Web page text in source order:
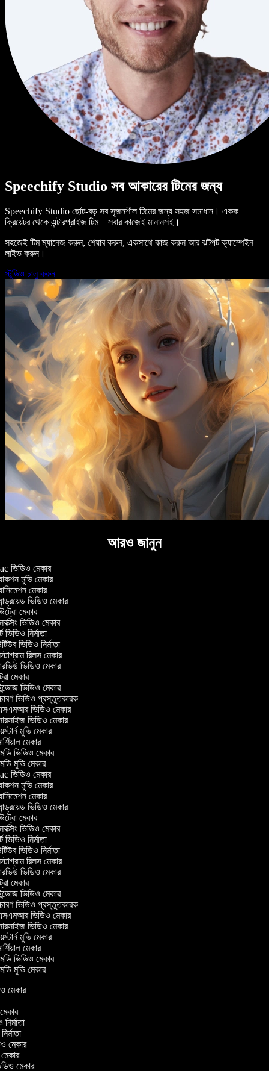
Speechify Studio সব আকারের টিমের জন্য
Speechify Studio ছোট-বড় সব সৃজনশীল টিমের জন্য সহজ সমাধান। একক
ক্রিয়েটর থেকে এন্টারপ্রাইজ টিম—সবার কাজেই মানানসই।
সহজেই টিম ম্যানেজ করুন, শেয়ার করুন, একসাথে কাজ করুন আর ঝটপট ক্যাম্পেইন
লাইভ করুন।
স্টুডিও চালু করুন
আরও জানুন
ভিডিও মেকার
মুভি মেকার
মেকার
ভিডিও মেকার
মেকার
ভিডিও মেকার
নির্মাতা
ভিডিও নির্মাতা
রিলস মেকার
ভিডিও মেকার
মেকার
ভিডিও মেকার
ভিডিও প্রস্তুতকারক
ভিডিও মেকার
ভিডিও মেকার
মুভি মেকার
মেকার
ভিডিও মেকার
মুভি মেকার
ভিডিও মেকার
মুভি মেকার
মেকার
ভিডিও মেকার
মেকার
ভিডিও মেকার
নির্মাতা
ভিডিও নির্মাতা
রিলস মেকার
ভিডিও মেকার
মেকার
ভিডিও মেকার
ভিডিও প্রস্তুতকারক
ভিডিও মেকার
ভিডিও মেকার
মুভি মেকার
মেকার
ভিডিও মেকার
মুভি মেকার
মেকার
নির্মাতা
মেকার
মেকার
মেকার